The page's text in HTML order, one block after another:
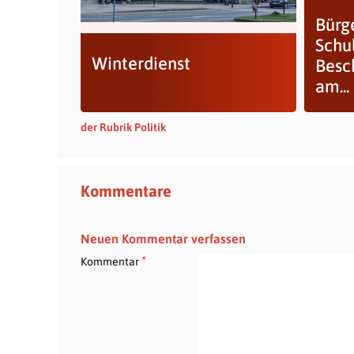
Winterdienst
am...
der Rubrik Politik
Kommentare
Neuen Kommentar verfassen
Kommentar*